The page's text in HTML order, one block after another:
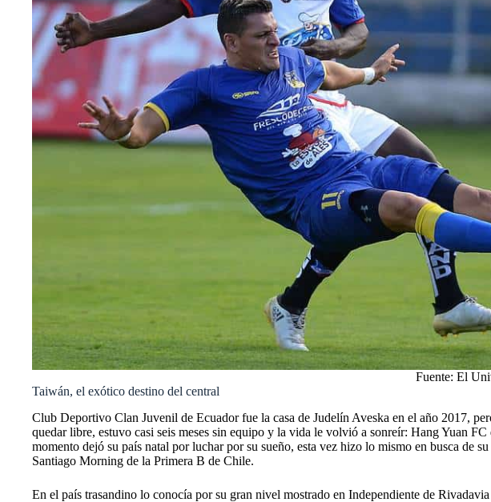
Fuente: El
Taiwán, el exótico destino del central
Club Deportivo Clan Juvenil de Ecuador fue la casa de Judelín Aveska en el año 2017,
quedar libre, estuvo casi seis meses sin equipo y la vida le volvió a sonreír: Hang Yuan
momento dejó su país natal por luchar por su sueño, esta vez hizo lo mismo en busca de
Santiago Morning de la Primera B de Chile.
En el país trasandino lo conocía por su gran nivel mostrado en Independiente de